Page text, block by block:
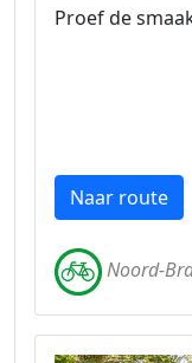
Proef de
Naar route
Noord-